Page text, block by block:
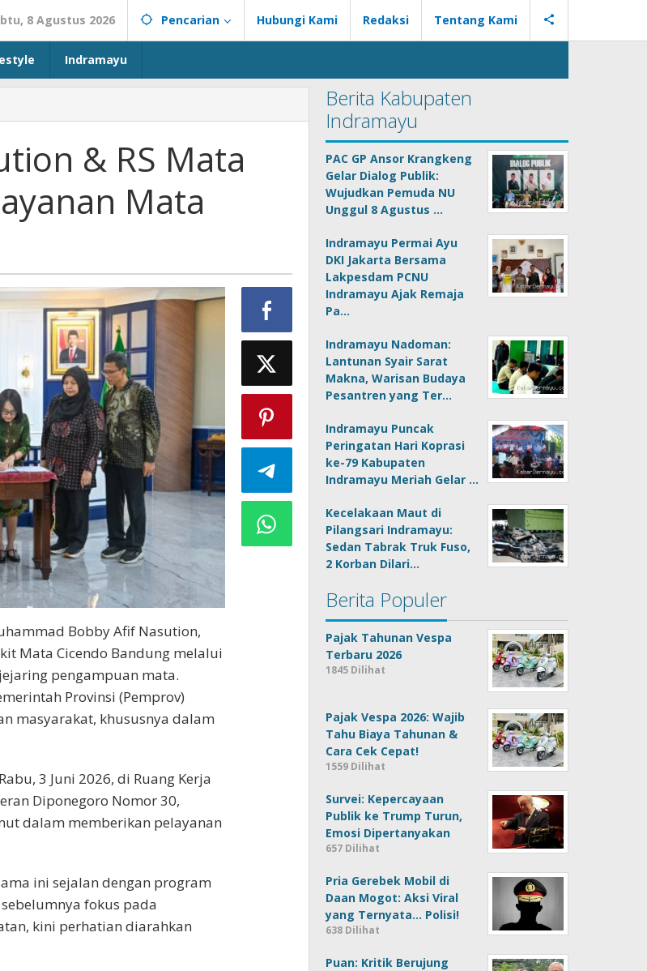
8 Agustus 2026 Pencarian Hubungi Kami Redaksi Tentang Kami
Indramayu
& RS Mata
Mata
Bobby Afif Nasution,
Mata Cicendo Bandung melalui
pengampuan mata.
Provinsi (Pemprov)
masyarakat, khususnya dalam
3 Juni 2026, di Ruang Kerja
Diponegoro Nomor 30,
dalam memberikan pelayanan
ini sejalan dengan program
fokus pada
kini perhatian diarahkan
Berita Kabupaten
Indramayu
PAC GP Ansor Krangkeng
Gelar Dialog Publik:
Wujudkan Pemuda NU
Unggul 8 Agustus …
Indramayu Permai Ayu
DKI Jakarta Bersama
Lakpesdam PCNU
Indramayu Ajak Remaja
Pa…
Indramayu Nadoman:
Lantunan Syair Sarat
Makna, Warisan Budaya
Pesantren yang Ter…
Indramayu Puncak
Peringatan Hari Koprasi
ke-79 Kabupaten
Indramayu Meriah Gelar …
Kecelakaan Maut di
Pilangsari Indramayu:
Sedan Tabrak Truk Fuso,
2 Korban Dilari…
Berita Populer
Pajak Tahunan Vespa
Terbaru 2026
1845 Dilihat
Pajak Vespa 2026: Wajib
Tahu Biaya Tahunan &
Cara Cek Cepat!
1559 Dilihat
Survei: Kepercayaan
Publik ke Trump Turun,
Emosi Dipertanyakan
657 Dilihat
Pria Gerebek Mobil di
Daan Mogot: Aksi Viral
yang Ternyata… Polisi!
638 Dilihat
Puan: Kritik Berujung